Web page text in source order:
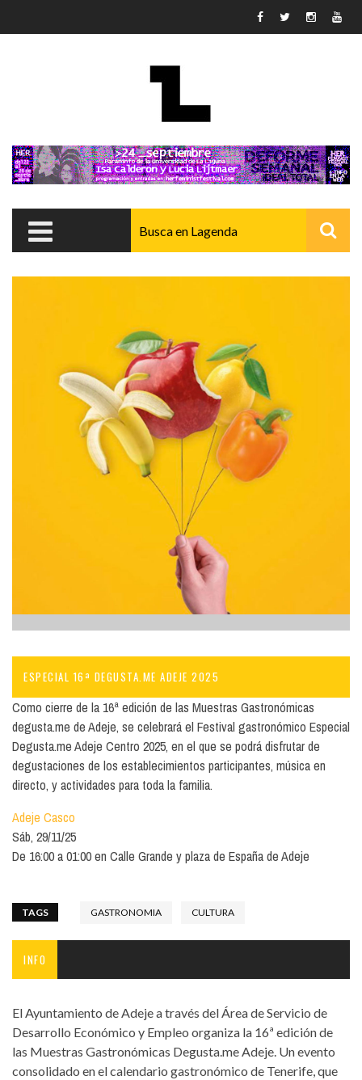
ESPECIAL 16ª DEGUSTA.ME ADEJE 2025
Como cierre de la 16ª edición de las Muestras Gastronómicas
degusta.me de Adeje, se celebrará el Festival gastronómico Especial
Degusta.me Adeje Centro 2025, en el que se podrá disfrutar de
degustaciones de los establecimientos participantes, música en
directo, y actividades para toda la familia.
Adeje Casco
Sáb, 29/11/25
De 16:00 a 01:00 en Calle Grande y plaza de España de Adeje
TAGS GASTRONOMIA CULTURA
INFO
El Ayuntamiento de Adeje a través del Área de Servicio de
Desarrollo Económico y Empleo organiza la 16ª edición de
las Muestras Gastronómicas Degusta.me Adeje. Un evento
consolidado en el calendario gastronómico de Tenerife, que